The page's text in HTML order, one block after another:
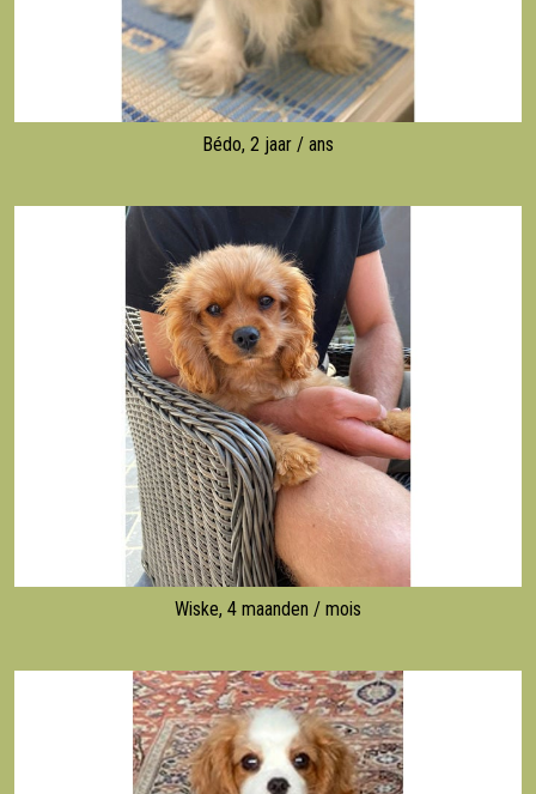
Bédo, 2 jaar / ans
Wiske, 4 maanden / mois